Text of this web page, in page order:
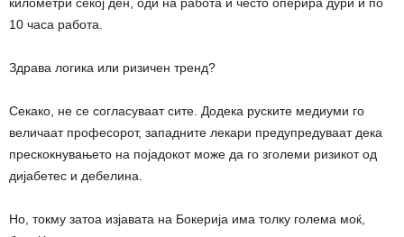
километри секој ден, оди на работа и често оперира дури и по
10 часа работа.
Здрава логика или ризичен тренд?
Секако, не се согласуваат сите. Додека руските медиуми го
величаат професорот, западните лекари предупредуваат дека
прескокнувањето на појадокот може да го зголеми ризикот од
дијабетес и дебелина.
Но, токму затоа изјавата на Бокерија има толку голема моќ,